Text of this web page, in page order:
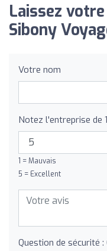
Laissez
Sibony
Votre nom
Notez l'entreprise de
1 = Mauvais
5 = Excellent
Question de sécurité